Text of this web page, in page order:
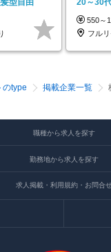
型自由
20～30
550～
フル
のtype 掲載企業一覧
職種から求人を探す
勤務地から求人を探す
求人掲載・利用規約・お問合